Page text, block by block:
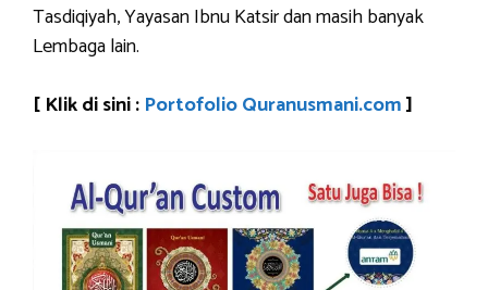
Tasdiqiyah, Yayasan Ibnu Katsir dan masih banyak
Lembaga lain.
[ Klik di sini : Portofolio Quranusmani.com]